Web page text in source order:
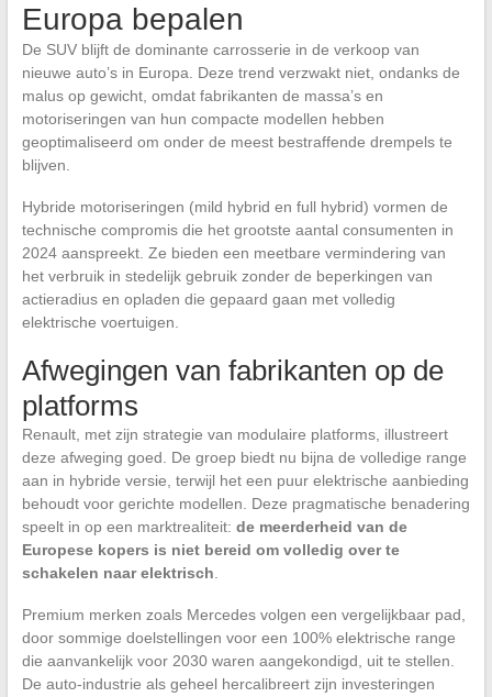
Europa bepalen
De SUV blijft de dominante carrosserie in de verkoop van
nieuwe auto’s in Europa. Deze trend verzwakt niet, ondanks de
malus op gewicht, omdat fabrikanten de massa’s en
motoriseringen van hun compacte modellen hebben
geoptimaliseerd om onder de meest bestraffende drempels te
blijven.
Hybride motoriseringen (mild hybrid en full hybrid) vormen de
technische compromis die het grootste aantal consumenten in
2024 aanspreekt. Ze bieden een meetbare vermindering van
het verbruik in stedelijk gebruik zonder de beperkingen van
actieradius en opladen die gepaard gaan met volledig
elektrische voertuigen.
Afwegingen van fabrikanten op de
platforms
Renault, met zijn strategie van modulaire platforms, illustreert
deze afweging goed. De groep biedt nu bijna de volledige range
aan in hybride versie, terwijl het een puur elektrische aanbieding
behoudt voor gerichte modellen. Deze pragmatische benadering
speelt in op een marktrealiteit: de meerderheid van de
Europese kopers is niet bereid om volledig over te
schakelen naar elektrisch.
Premium merken zoals Mercedes volgen een vergelijkbaar pad,
door sommige doelstellingen voor een 100% elektrische range
die aanvankelijk voor 2030 waren aangekondigd, uit te stellen.
De auto-industrie als geheel hercalibreert zijn investeringen